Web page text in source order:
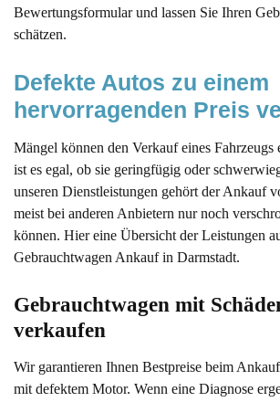
Bewertungsformular und lassen Sie Ihren
schätzen.
Defekte Autos zu einem
hervorragenden Preis
Mängel können den Verkauf eines Fahrzeugs
ist es egal, ob sie geringfügig oder
unseren Dienstleistungen gehört der Ankauf
meist bei anderen Anbietern nur noch
können. Hier eine Übersicht der Leistungen
Gebrauchtwagen Ankauf in Darmstadt.
Gebrauchtwagen mit
verkaufen
Wir garantieren Ihnen Bestpreise beim
mit defektem Motor. Wenn eine Diagnose